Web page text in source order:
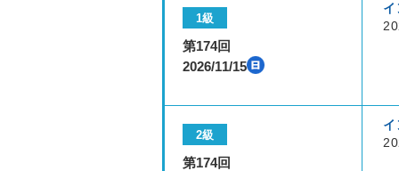
1級
第174回
2026/11/15
イ
2級
第174回
イ